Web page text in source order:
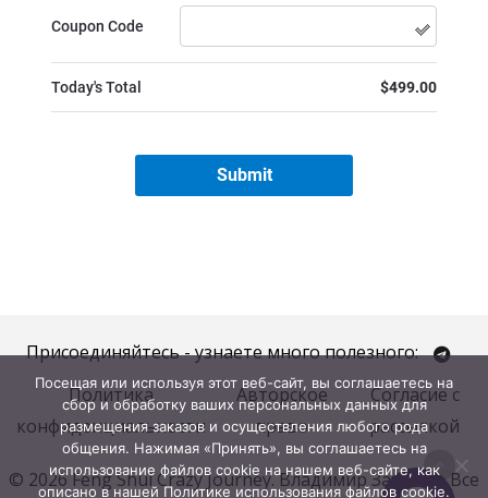
Присоединяйтесь - узнаете много полезного:
Политика
конфиденциальности
Авторское
право
Согласие с
рассылкой
© 2026 Feng Shui Crazy Journey. Владимир Захаров. Все
Посещая или используя этот веб-сайт, вы соглашаетесь на
сбор и обработку ваших персональных данных для
размещения заказов и осуществления любого рода
общения. Нажимая «Принять», вы соглашаетесь на
использование файлов cookie на нашем веб-сайте, как
описано в нашей Политике использования файлов cookie.